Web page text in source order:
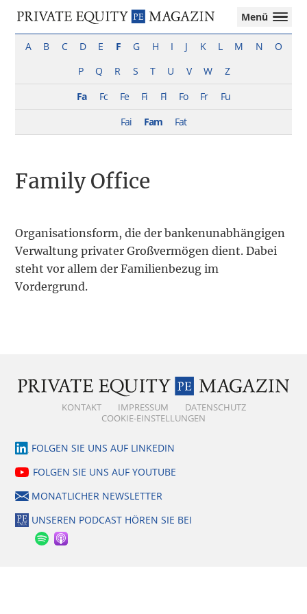
Zur
Zum
Private
Equity
Magazin
Das
Onlinemagazin
Equity-
–
Tax
Menü
A B C D E F G H I J K L M N
O
P
Q R S T U V W
Z
Fa
Fc Fe Fi Fl Fo Fr
Fu
Fai
Fam Fat
Family Office
Organisationsform, die der bankenunabhängigen
Verwaltung privater Großvermögen dient. Dabei
steht vor allem der Familienbezug im
Vordergrund.
KONTAKT IMPRESSUM
DATENSCHUTZ
COOKIE-EINSTELLUNGEN
FOLGEN SIE UNS AUF LINKEDIN
FOLGEN SIE UNS AUF YOUTUBE
MONATLICHER NEWSLETTER
UNSEREN PODCAST HÖREN SIE BEI